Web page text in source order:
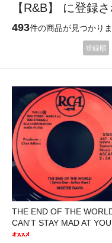
【R&B】 に登録
493件の商品が見つかり
登録順
THE END OF THE
CAN'T STAY MAD AT YOU